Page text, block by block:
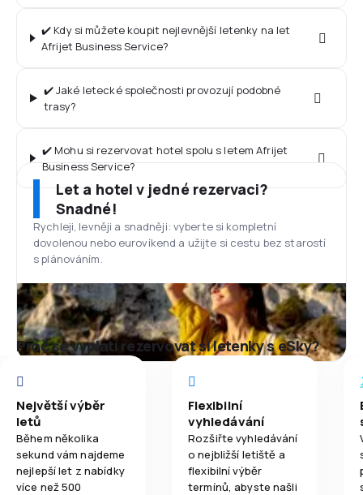
✔️ Kdy si můžete koupit nejlevnější letenky na let
Afrijet Business Service?
✔️ Jaké letecké společnosti provozují podobné
trasy?
✔️ Mohu si rezervovat hotel spolu s letem Afrijet
Business Service?
Let a hotel v jedné rezervaci?
Snadné!
Rychleji, levněji a snadněji: vyberte si kompletní
dovolenou nebo eurovíkend a užijte si cestu bez starostí
s plánováním.
Proč se vyplatí rezervovat si letenky s eSky?
Největší výběr
letů
Během několika
sekund vám najdeme
nejlepší let z nabídky
více než 500
Flexibilní
vyhledávání
Rozšiřte vyhledávání
o nejbližší letiště a
flexibilní výběr
termínů, abyste našli